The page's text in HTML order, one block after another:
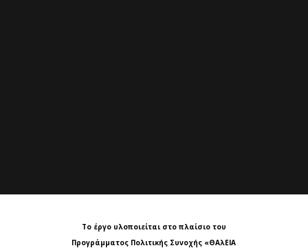
Το έργο υλοποιείται στο πλαίσιο του
Προγράμματος Πολιτικής Συνοχής «ΘΑλΕΙΑ